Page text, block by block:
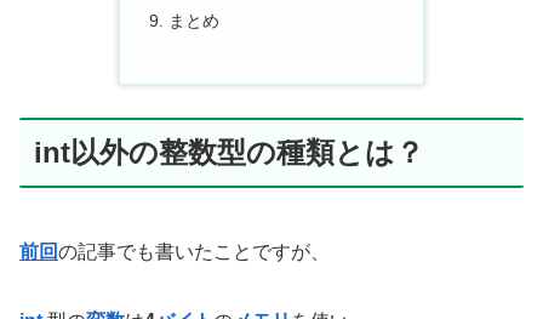
まとめ
int以外の整数型の種類とは？
前回の記事でも書いたことですが、